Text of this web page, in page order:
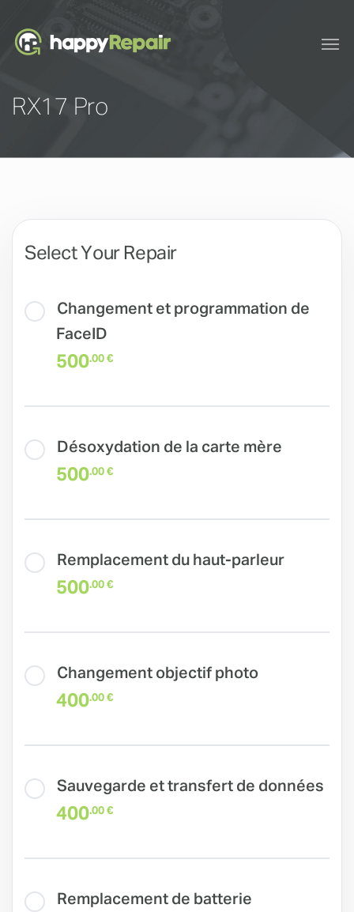
RX17 Pro
Select Your Repair
Changement et programmation de
FaceID
500.00 €
Désoxydation de la carte mère
500.00 €
Remplacement du haut-parleur
500.00 €
Changement objectif photo
400.00 €
Sauvegarde et transfert de données
400.00 €
Remplacement de batterie